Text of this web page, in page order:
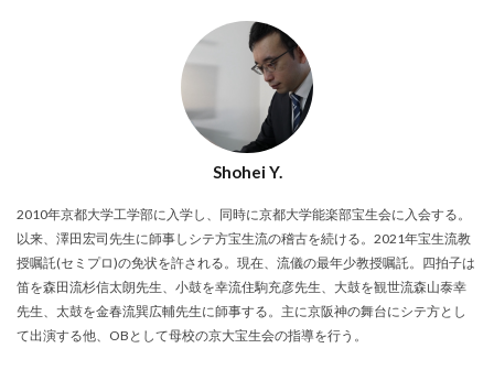
Shohei Y.
2010年京都大学工学部に入学し、同時に京都大学能楽部宝生会に入会する。
以来、澤田宏司先生に師事しシテ方宝生流の稽古を続ける。2021年宝生流教
授嘱託(セミプロ)の免状を許される。現在、流儀の最年少教授嘱託。四拍子は
笛を森田流杉信太朗先生、小鼓を幸流住駒充彦先生、大鼓を観世流森山泰幸
先生、太鼓を金春流巽広輔先生に師事する。主に京阪神の舞台にシテ方とし
て出演する他、OBとして母校の京大宝生会の指導を行う。